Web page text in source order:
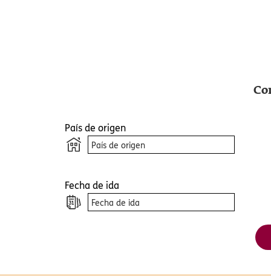
País de origen
Fecha de ida
Cuando
mediante
experiencia